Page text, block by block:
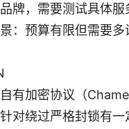
牌，需要测试具体服
：预算有限但需要多
有加密协议（
对绕过严格封锁有一